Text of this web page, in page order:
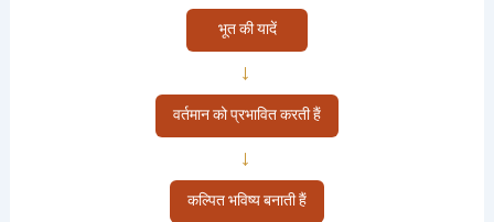
भूत की यादें
→
वर्तमान को प्रभावित करती हैं
→
कल्पित भविष्य बनाती हैं